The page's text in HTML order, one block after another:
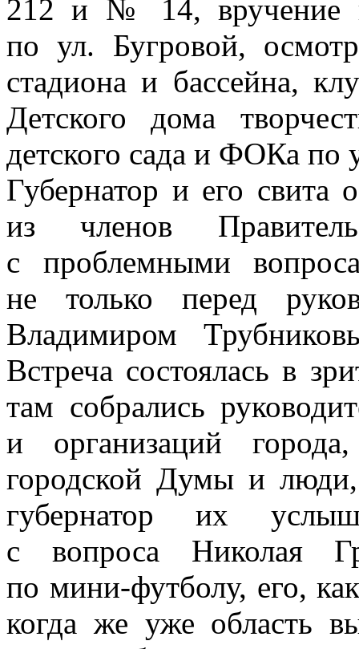
212 и № 14, вручение
по ул. Бугровой,
стадиона и бассейна,
Детского дома
детского сада и ФОКа по
Губернатор и его свита
из членов
с проблемными
не только перед
Владимиром
Встреча состоялась в
там собрались
и организаций
городской Думы и
губернатор их
с вопроса Николая
по мини-футболу, его,
когда же уже область